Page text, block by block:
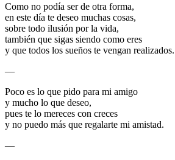
Como no podía ser de otra forma,
en este día te deseo muchas cosas,
sobre todo ilusión por la vida,
también que sigas siendo como eres
y que todos los sueños te vengan realizados.
—
Poco es lo que pido para mi amigo
y mucho lo que deseo,
pues te lo mereces con creces
y no puedo más que regalarte mi amistad.
—